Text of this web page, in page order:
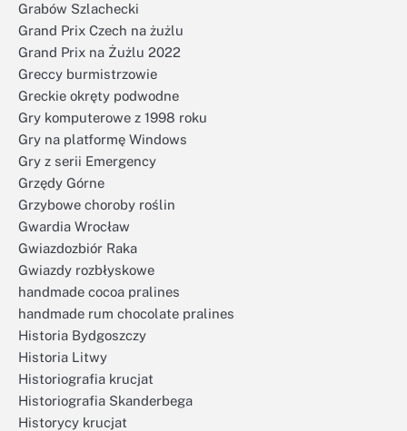
Grabów Szlachecki
Grand Prix Czech na żużlu
Grand Prix na Żużlu 2022
Greccy burmistrzowie
Greckie okręty podwodne
Gry komputerowe z 1998 roku
Gry na platformę Windows
Gry z serii Emergency
Grzędy Górne
Grzybowe choroby roślin
Gwardia Wrocław
Gwiazdozbiór Raka
Gwiazdy rozbłyskowe
handmade cocoa pralines
handmade rum chocolate pralines
Historia Bydgoszczy
Historia Litwy
Historiografia krucjat
Historiografia Skanderbega
Historycy krucjat